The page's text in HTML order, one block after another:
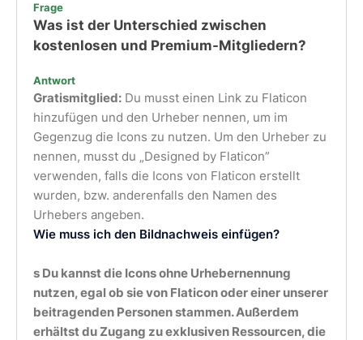
Frage
Was ist der Unterschied zwischen
kostenlosen und Premium-Mitgliedern?
Antwort
Gratismitglied: Du musst einen Link zu Flaticon
hinzufügen und den Urheber nennen, um im
Gegenzug die Icons zu nutzen. Um den Urheber zu
nennen, musst du „Designed by Flaticon”
verwenden, falls die Icons von Flaticon erstellt
wurden, bzw. anderenfalls den Namen des
Urhebers angeben.
Wie muss ich den Bildnachweis einfügen?
s Du kannst die Icons ohne Urhebernennung
nutzen, egal ob sie von Flaticon oder einer unserer
beitragenden Personen stammen. Außerdem
erhältst du Zugang zu exklusiven Ressourcen, die